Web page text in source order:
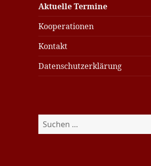
Aktuelle Termine
Kooperationen
Kontakt
Datenschutzerklärung
Suchen
nach: